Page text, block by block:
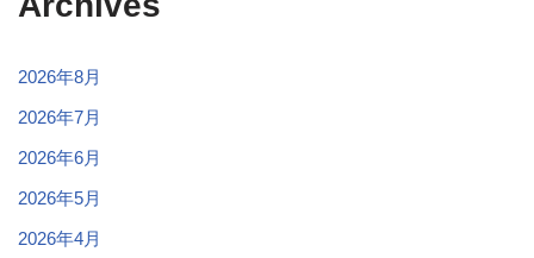
2026年8月
2026年7月
2026年6月
2026年5月
2026年4月